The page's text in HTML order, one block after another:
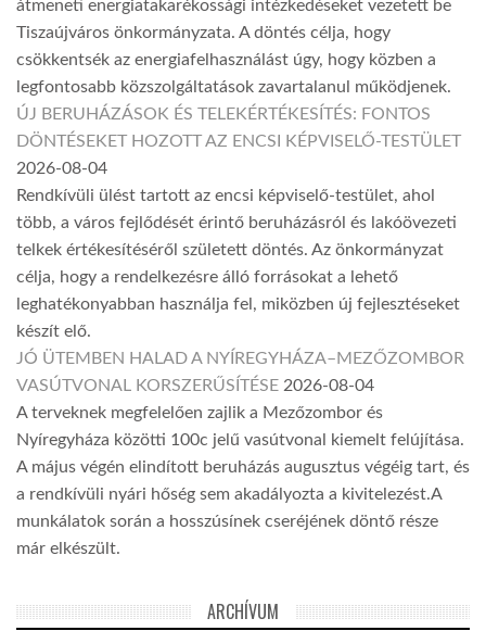
átmeneti energiatakarékossági intézkedéseket vezetett be
Tiszaújváros önkormányzata. A döntés célja, hogy
csökkentsék az energiafelhasználást úgy, hogy közben a
legfontosabb közszolgáltatások zavartalanul működjenek.
ÚJ BERUHÁZÁSOK ÉS TELEKÉRTÉKESÍTÉS: FONTOS
DÖNTÉSEKET HOZOTT AZ ENCSI KÉPVISELŐ-TESTÜLET
2026-08-04
Rendkívüli ülést tartott az encsi képviselő-testület, ahol
több, a város fejlődését érintő beruházásról és lakóövezeti
telkek értékesítéséről született döntés. Az önkormányzat
célja, hogy a rendelkezésre álló forrásokat a lehető
leghatékonyabban használja fel, miközben új fejlesztéseket
készít elő.
JÓ ÜTEMBEN HALAD A NYÍREGYHÁZA–MEZŐZOMBOR
VASÚTVONAL KORSZERŰSÍTÉSE 2026-08-04
A terveknek megfelelően zajlik a Mezőzombor és
Nyíregyháza közötti 100c jelű vasútvonal kiemelt felújítása.
A május végén elindított beruházás augusztus végéig tart, és
a rendkívüli nyári hőség sem akadályozta a kivitelezést.A
munkálatok során a hosszúsínek cseréjének döntő része
már elkészült.
ARCHÍVUM